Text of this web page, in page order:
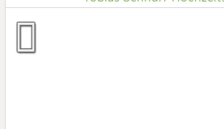
Fotobox mit Zubehör